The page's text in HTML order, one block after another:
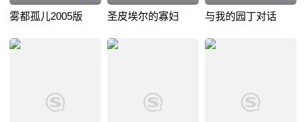
雾都孤儿2005版 圣皮埃尔的寡妇 与我的园丁对话